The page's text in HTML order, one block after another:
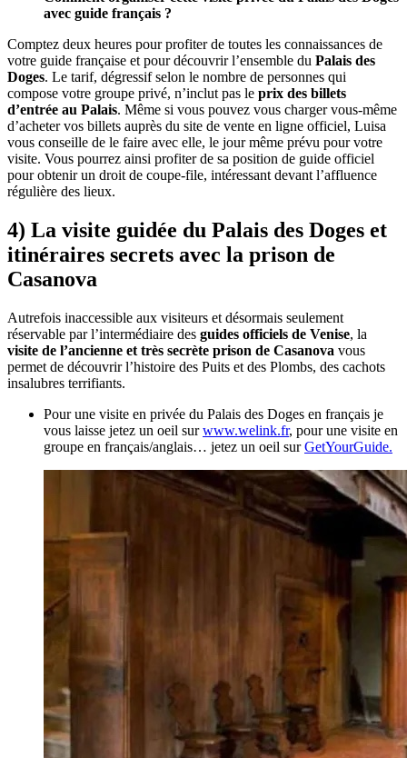
avec guide français ?
Comptez deux heures pour profiter de toutes les connaissances de
votre guide française et pour découvrir l’ensemble du Palais des
Doges. Le tarif, dégressif selon le nombre de personnes qui
compose votre groupe privé, n’inclut pas le prix des billets
d’entrée au Palais. Même si vous pouvez vous charger vous-même
d’acheter vos billets auprès du site de vente en ligne officiel, Luisa
vous conseille de le faire avec elle, le jour même prévu pour votre
visite. Vous pourrez ainsi profiter de sa position de guide officiel
pour obtenir un droit de coupe-file, intéressant devant l’affluence
régulière des lieux.
4) La visite guidée du Palais des Doges et
itinéraires secrets avec la prison de
Casanova
Autrefois inaccessible aux visiteurs et désormais seulement
réservable par l’intermédiaire des guides officiels de Venise, la
visite de l’ancienne et très secrète prison de Casanova vous
permet de découvrir l’histoire des Puits et des Plombs, des cachots
insalubres terrifiants.
Pour une visite en privée du Palais des Doges en français je
vous laisse jetez un oeil surwww.welink.fr, pour une visite en
groupe en français/anglais… jetez un oeil surGetYourGuide.